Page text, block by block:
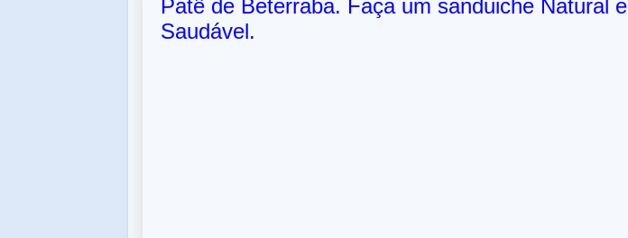
Patê de Beterraba. Faça um sanduiche Natural e
Saudável.